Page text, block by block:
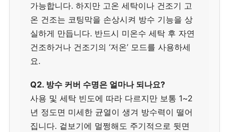
가능합니다. 하지만 고온 세탁이나 건조기 고
온 건조는 코팅막을 손상시켜 방수 기능을 상
실하게 만듭니다. 반드시 미온수 세탁 후 자연
건조하거나 건조기의 ‘저온’ 모드를 사용하세
요.
Q2. 방수 커버 수명은 얼마나 되나요?
사용 및 세탁 빈도에 따라 다르지만 보통 1~2
년 정도면 미세한 균열이 생겨 방수력이 떨어
집니다. 겉보기에 멀쩡해도 주기적으로 뒷면